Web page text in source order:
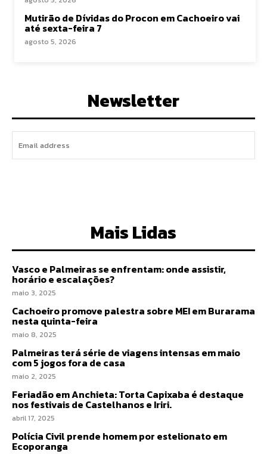
Mutirão de Dívidas do Procon em Cachoeiro vai
até sexta-feira 7
agosto 5, 2026
Newsletter
Mais Lidas
Vasco e Palmeiras se enfrentam: onde assistir,
horário e escalações?
maio 3, 2025
Cachoeiro promove palestra sobre MEI em Burarama
nesta quinta-feira
maio 8, 2025
Palmeiras terá série de viagens intensas em maio
com 5 jogos fora de casa
maio 2, 2025
Feriadão em Anchieta: Torta Capixaba é destaque
nos festivais de Castelhanos e Iriri.
abril 17, 2025
Polícia Civil prende homem por estelionato em
Ecoporanga